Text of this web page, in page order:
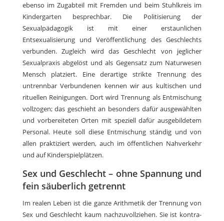
ebenso im Zugabteil mit Fremden und beim Stuhlkreis im
Kindergarten besprechbar. Die Politisierung der
Sexualpädagogik ist mit einer erstaunlichen
Entsexualisierung und Veröffentlichung des Geschlechts
verbunden. Zugleich wird das Geschlecht von jeglicher
Sexualpraxis abgelöst und als Gegensatz zum Naturwesen
Mensch platziert. Eine derartige strikte Trennung des
untrennbar Verbundenen kennen wir aus kultischen und
rituellen Reinigungen. Dort wird Trennung als Entmischung
vollzogen; das geschieht an besonders dafür ausgewählten
und vorbereiteten Orten mit speziell dafür ausgebildetem
Personal. Heute soll diese Entmischung ständig und von
allen praktiziert werden, auch im öffentlichen Nahverkehr
und auf Kinderspielplätzen.
Sex und Geschlecht – ohne Spannung und
fein säuberlich getrennt
Im realen Leben ist die ganze Arithmetik der Trennung von
Sex und Geschlecht kaum nachzuvollziehen. Sie ist kontra-